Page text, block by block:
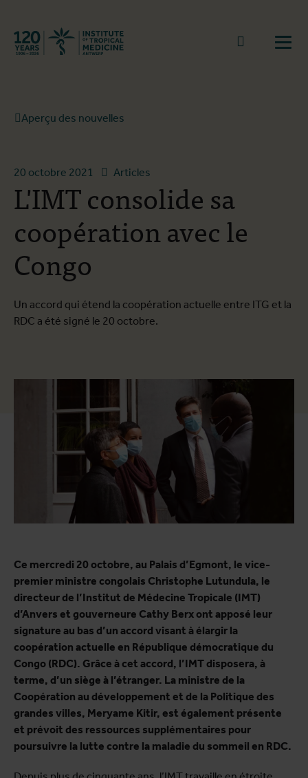
Retourner à la page d'accueil
go to
Aperçu des nouvelles
20 octobre 2021 Articles
L'IMT consolide sa
coopération avec le
Congo
Un accord qui étend la coopération actuelle entre ITG et la
RDC a été signé le 20 octobre.
Ce mercredi 20 octobre, au Palais d’Egmont, le vice-
premier ministre congolais Christophe Lutundula, le
directeur de l’Institut de Médecine Tropicale (IMT)
d’Anvers et gouverneure Cathy Berx ont apposé leur
signature au bas d’un accord visant à élargir la
coopération actuelle en République démocratique du
Congo (RDC). Grâce à cet accord, l’IMT disposera, à
terme, d’un siège à l’étranger. La ministre de la
Coopération au développement et de la Politique des
grandes villes, Meryame Kitir, est également présente
et prévoit des ressources supplémentaires pour
poursuivre la lutte contre la maladie du sommeil en RDC.